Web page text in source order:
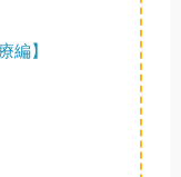
編】